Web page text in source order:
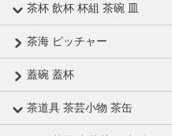
茶杯 飲杯 杯組 茶碗 皿
茶海 ピッチャー
蓋碗 蓋杯
茶道具 茶芸小物 茶缶